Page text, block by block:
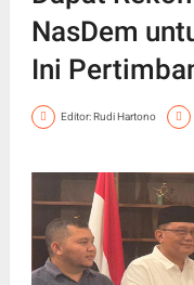
NasDem
Ini
Editor: Rudi Hartono